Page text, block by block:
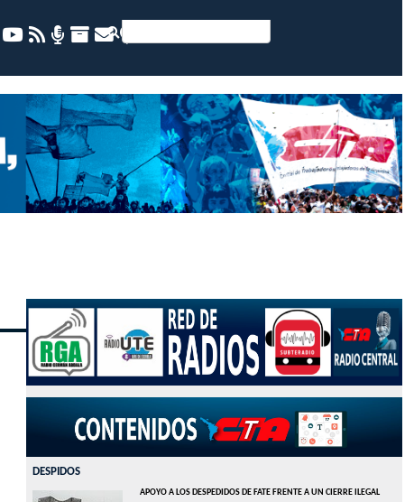
DESPIDOS
APOYO A LOS DESPEDIDOS DE FATE FRENTE A UN CIERRE ILEGAL